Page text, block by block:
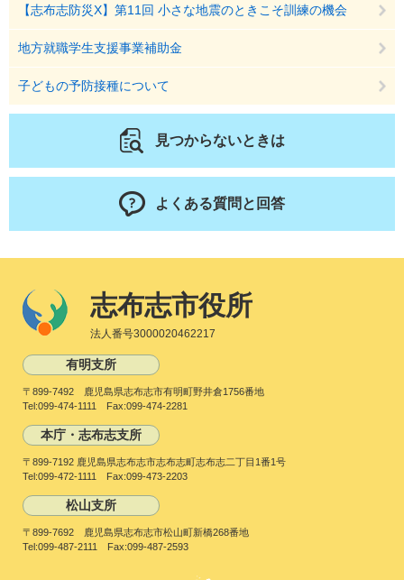
【志布志防災X】第11回 小さな地震のときこそ訓練の機会
地方就職学生支援事業補助金
子どもの予防接種について
見つからないときは
よくある質問と回答
志布志市役所
法人番号3000020462217
有明支所
〒899-7492 鹿児島県志布志市有明町野井倉1756番地
Tel:099-474-1111 Fax:099-474-2281
本庁・志布志支所
〒899-7192 鹿児島県志布志市志布志町志布志二丁目1番1号
Tel:099-472-1111 Fax:099-473-2203
松山支所
〒899-7692 鹿児島県志布志市松山町新橋268番地
Tel:099-487-2111 Fax:099-487-2593